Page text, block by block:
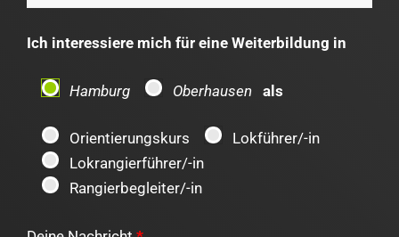
Ich interessiere mich für eine Weiterbildung in
Hamburg Oberhausen als
Orientierungskurs
Lokführer/-in
Lokrangierführer/-in
Rangierbegleiter/-in